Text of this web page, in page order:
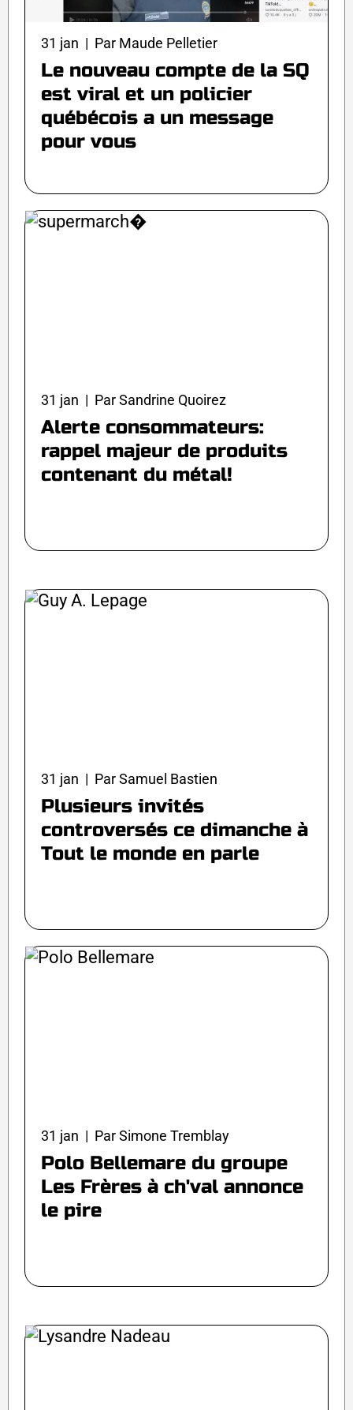
31 jan | Par Maude Pelletier
Le nouveau compte de la SQ
est viral et un policier
québécois a un message
pour vous
31 jan | Par Sandrine Quoirez
Alerte consommateurs:
rappel majeur de produits
contenant du métal!
31 jan | Par Samuel Bastien
Plusieurs invités
controversés ce dimanche à
Tout le monde en parle
31 jan | Par Simone Tremblay
Polo Bellemare du groupe
Les Frères à ch'val annonce
le pire